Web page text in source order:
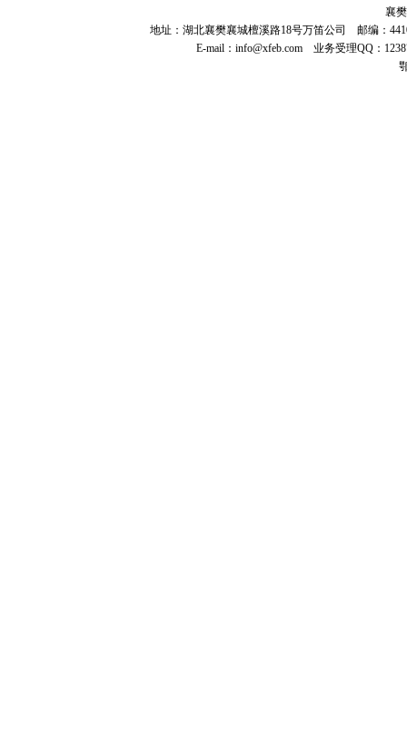
襄
地址：湖北襄樊襄城檀溪路18号万笛公司 邮编：
E-mail： info@xfeb.com业务受理QQ：